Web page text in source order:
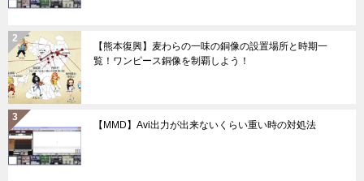
【熊本復興】麦わらの一味の銅像の設置場所と時期一
覧！ワンピース銅像を制覇しよう！
【MMD】Avi出力が出来ないくらい重い時の対処法